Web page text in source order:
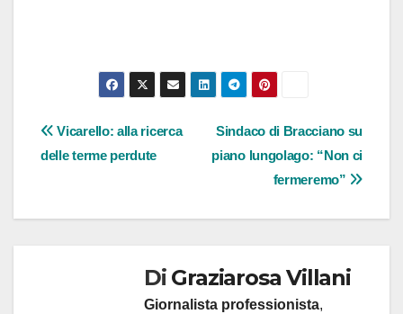
Navigazione
articoli
Sindaco di Bracciano su
piano lungolago: “Non ci
fermeremo”
Vicarello: alla ricerca
delle terme perdute
Di Graziarosa Villani
Giornalista professionista,